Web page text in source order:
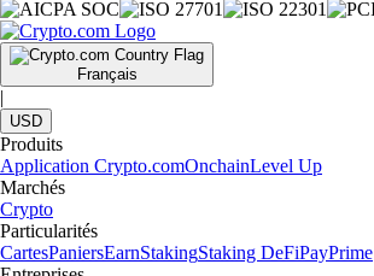
Français
|
USD
Produits
Application Crypto.comOnchainLevel Up
Marchés
Crypto
Particularités
CartesPaniersEarnStakingStaking DeFiPayPrime